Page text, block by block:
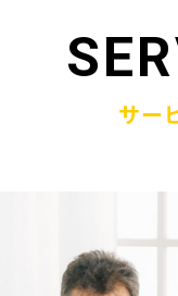
「ウラオモテのある
サー